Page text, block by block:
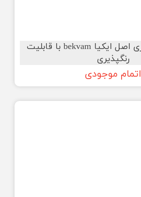
شلف چوبی دیواری اصل ایکیا bekvam با قابلیت
رنگپذیری
اتمام موجودی